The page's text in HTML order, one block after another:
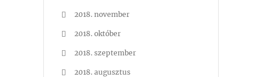
2018. november
2018. október
2018. szeptember
2018. augusztus